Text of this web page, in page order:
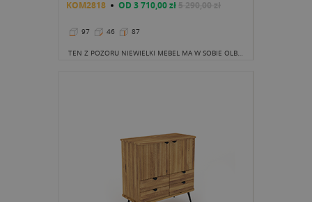
KOM2818 OD 3 710,00 zł5 290,00 zł
97 46 87
TEN Z POZORU NIEWIELKI MEBEL MA W SOBIE OLBRZYMI POTENCJAŁ.